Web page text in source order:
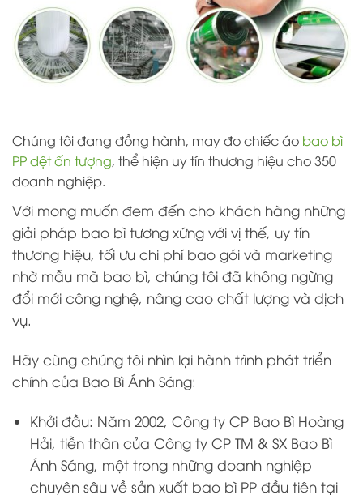
Chúng tôi đang đồng hành, may đo chiếc áo bao bì
PP dệt ấn tượng, thể hiện uy tín thương hiệu cho 350
doanh nghiệp.
Với mong muốn đem đến cho khách hàng những
giải pháp bao bì tương xứng với vị thế, uy tín
thương hiệu, tối ưu chi phí bao gói và marketing
nhờ mẫu mã bao bì, chúng tôi đã không ngừng
đổi mới công nghệ, nâng cao chất lượng và dịch
vụ.
Hãy cùng chúng tôi nhìn lại hành trình phát triển
chính của Bao Bì Ánh Sáng:
Khởi đầu: Năm 2002, Công ty CP Bao Bì Hoàng
Hải, tiền thân của Công ty CP TM & SX Bao Bì
Ánh Sáng, một trong những doanh nghiệp
chuyên sâu về sản xuất bao bì PP đầu tiên tại